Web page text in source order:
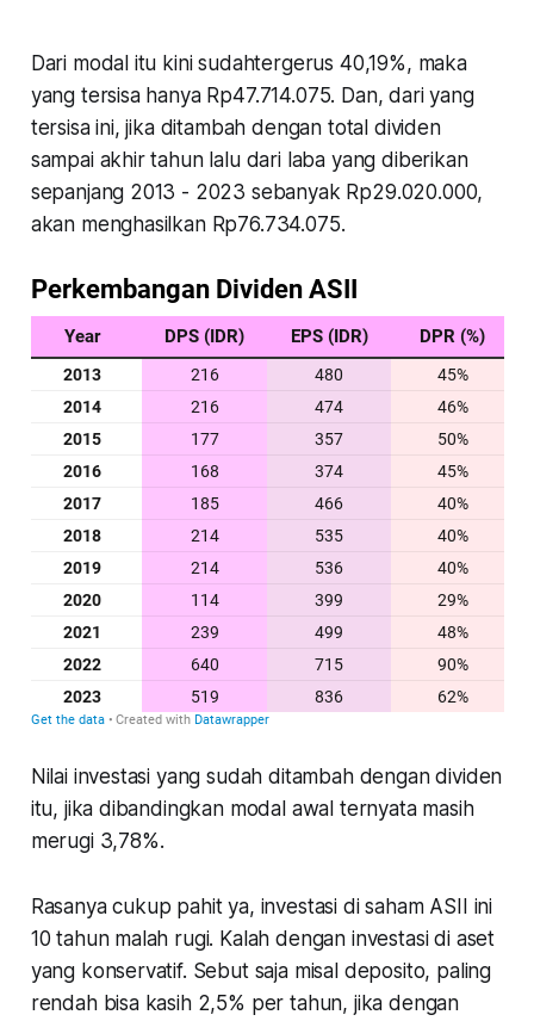
Dari modal itu kini sudahtergerus 40,19%, maka
yang tersisa hanya Rp47.714.075. Dan, dari yang
tersisa ini, jika ditambah dengan total dividen
sampai akhir tahun lalu dari laba yang diberikan
sepanjang 2013 - 2023 sebanyak Rp29.020.000,
akan menghasilkan Rp76.734.075.
Nilai investasi yang sudah ditambah dengan dividen
itu, jika dibandingkan modal awal ternyata masih
merugi 3,78%.
Rasanya cukup pahit ya, investasi di saham ASII ini
10 tahun malah rugi. Kalah dengan investasi di aset
yang konservatif. Sebut saja misal deposito, paling
rendah bisa kasih 2,5% per tahun, jika dengan